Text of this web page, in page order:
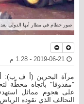
صور حطام في مطار أبها الدولي
مرآة البحرين (أ ف ب):
"مقذوفا" باتجاه محطّة
على هجوم مماثل
التحالف الذي تقوده